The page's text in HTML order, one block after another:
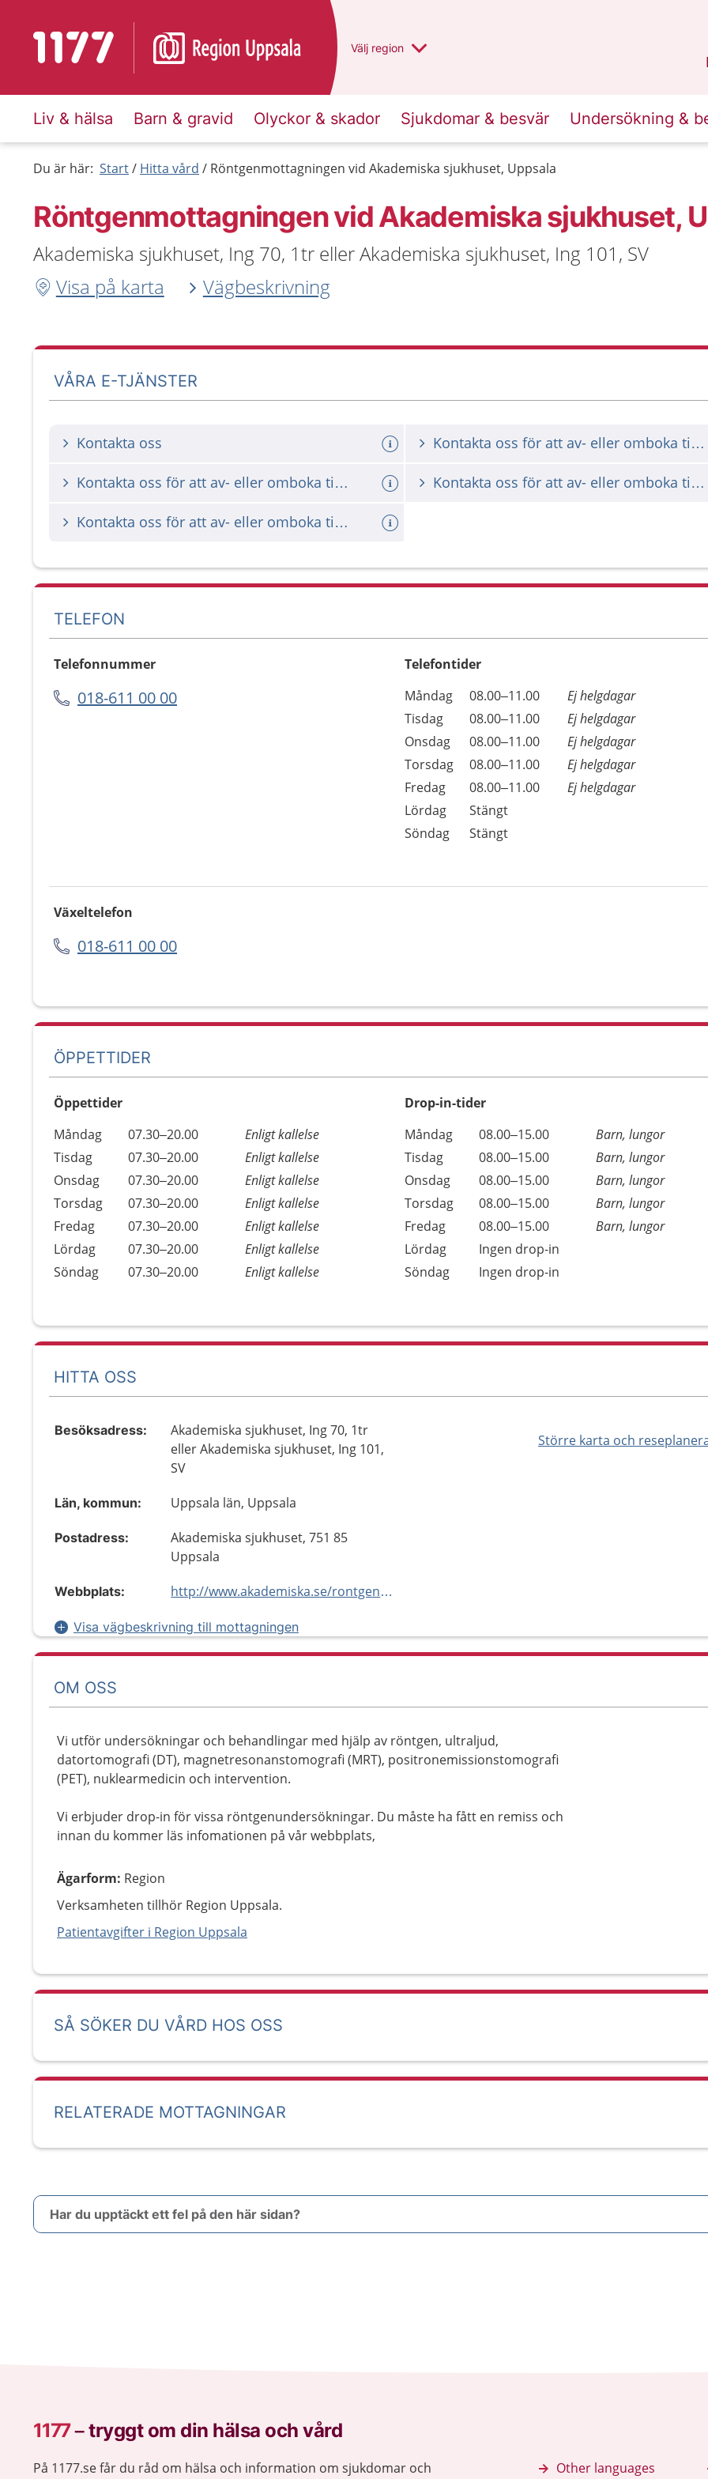
Till startsidan för 1177 Du har valt region
Välj en annan
region
Liv & hälsa Barn & gravid Olyckor & skador Sjukdomar & besvär Undersökning &
Du är här: Start Hitta vård Röntgenmottagningen vid Akademiska sjukhuset, Uppsala
Röntgenmottagningen vid Akademiska sjukhuset,
Akademiska sjukhuset, Ing 70, 1tr eller Akademiska sjukhuset, Ing 101, SV
Visa på karta
Vägbeskrivning
VÅRA E-TJÄNSTER
Kontakta oss Kontakta oss för att av- eller omboka tid för datortomografi
Kontakta oss för att av- eller omboka tid för magnetkamera Kontakta oss för att av- eller omboka tid för röntgenundersökning
Kontakta oss för att av- eller omboka tid för ultraljud
TELEFON
Telefonnummer
018-611 00 00
Telefontider
Dag
Öppettider
Kommentarer
Måndag 08.00–11.00
Ej helgdagar
Tisdag
08.00–11.00
Ej helgdagar
Onsdag
08.00–11.00
Ej helgdagar
Torsdag
08.00–11.00
Ej helgdagar
Fredag
08.00–11.00
Ej helgdagar
Lördag
Stängt
Söndag
Stängt
Växeltelefon
018-611 00 00
ÖPPETTIDER
Öppettider
Dag
Öppettider
Kommentarer
Måndag 07.30–20.00
Enligt kallelse
Tisdag
07.30–20.00
Enligt kallelse
Onsdag
07.30–20.00
Enligt kallelse
Torsdag
07.30–20.00
Enligt kallelse
Fredag
07.30–20.00
Enligt kallelse
Lördag
07.30–20.00
Enligt kallelse
Söndag
07.30–20.00 Enligt kallelse
Drop-in-tider
Måndag
08.00–15.00
Barn, lungor
Tisdag
08.00–15.00
Barn, lungor
Onsdag
08.00–15.00
Barn, lungor
Torsdag
08.00–15.00
Barn, lungor
Fredag
08.00–15.00
Barn, lungor
Lördag
Ingen drop-in
Söndag
Ingen drop-in
HITTA OSS
Större karta och
Besöksadress:
Akademiska sjukhuset, Ing 70, 1tr
eller Akademiska sjukhuset, Ing 101,
SV
Län, kommun: Uppsala län, Uppsala
Postadress:
Akademiska sjukhuset, 751 85
Uppsala
Webbplats: http://www.akademiska.se/rontgenmottagningenakademiska
Visa vägbeskrivning till mottagningen
OM OSS
Vi utför undersökningar och behandlingar med hjälp av röntgen, ultraljud,
datortomografi (DT), magnetresonanstomografi (MRT), positronemissionstomografi
(PET), nuklearmedicin och intervention.
Vi erbjuder drop-in för vissa röntgenundersökningar. Du måste ha fått en remiss och
innan du kommer läs infomationen på vår webbplats,
Ägarform: Region
Verksamheten tillhör Region Uppsala.
Patientavgifter i Region Uppsala
SÅ SÖKER DU VÅRD HOS OSS
RELATERADE MOTTAGNINGAR
Har du upptäckt ett fel på den här sidan?
1177–tryggt om din hälsa och vård
På 1177.se får du råd om hälsa och information om sjukdomar och
Other languages